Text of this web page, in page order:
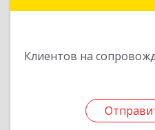
Клиентов на